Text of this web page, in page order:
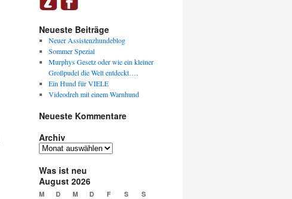
Neueste Beiträge
Neuer Assistenzhundeblog
Sommer Spezial
Murphys Gesetz oder wie ein kleiner
Großpudel die Welt entdeckt….
Ein Hund für VIELE
Videodreh mit einem Warnhund
Neueste Kommentare
Archiv
A
c
h
i
Was ist neu
August 2026
M D M D F S S